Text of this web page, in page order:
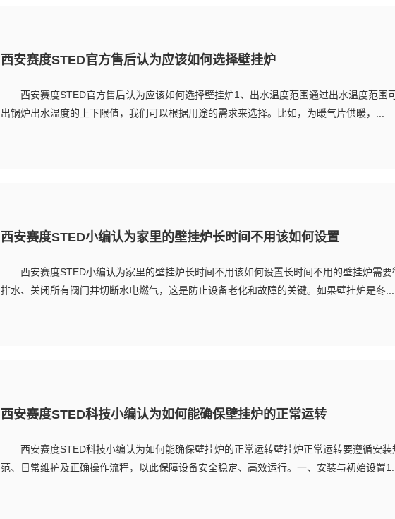
西安赛度STED官方售后认为应该如何选择壁挂炉
西安赛度STED官方售后认为应该如何选择壁挂炉1、出水温度范围通过出水温度范围
出锅炉出水温度的上下限值，我们可以根据用途的需求来选择。比如，为暖气片供暖，...
西安赛度STED小编认为家里的壁挂炉长时间不用该如何设置
西安赛度STED小编认为家里的壁挂炉长时间不用该如何设置长时间不用的壁挂炉需要
排水、关闭所有阀门并切断水电燃气，这是防止设备老化和故障的关键。如果壁挂炉是冬...
西安赛度STED科技小编认为如何能确保壁挂炉的正常运转
西安赛度STED科技小编认为如何能确保壁挂炉的正常运转壁挂炉正常运转要遵循安装
范、日常维护及正确操作流程，以此保障设备安全稳定、高效运行。一、安装与初始设置